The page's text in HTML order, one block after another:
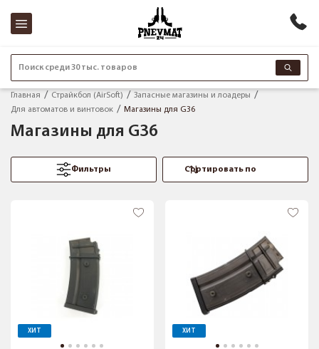
Поиск среди 30 тыс. товаров
Главная Страйкбол (AirSoft)
Запасные магазины и лоадеры
Для автоматов и винтовок
Магазины для G36
Магазины для G36
Фильтры
ХИТ ХИТ